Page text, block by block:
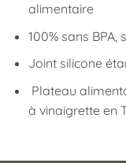
alimentaire
100% sans
Joint silicone
Plateau
à vinaigrette en